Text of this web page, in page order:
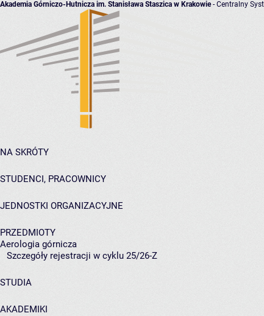
Akademia Górniczo-Hutnicza im. Stanisława Staszica w Krakowie- Centralny
NA SKRÓTY
STUDENCI, PRACOWNICY
JEDNOSTKI ORGANIZACYJNE
PRZEDMIOTY
Aerologia górnicza
Szczegóły rejestracji w cyklu 25/26-Z
STUDIA
AKADEMIKI